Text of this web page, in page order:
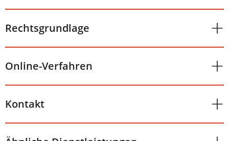
Rechtsgrundlage
Online-Verfahren
Kontakt